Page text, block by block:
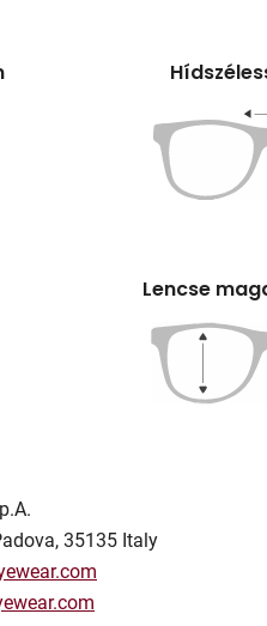
Lencse
35135 Italy